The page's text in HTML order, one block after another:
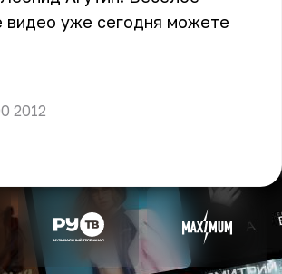
видео уже сегодня можете
2012